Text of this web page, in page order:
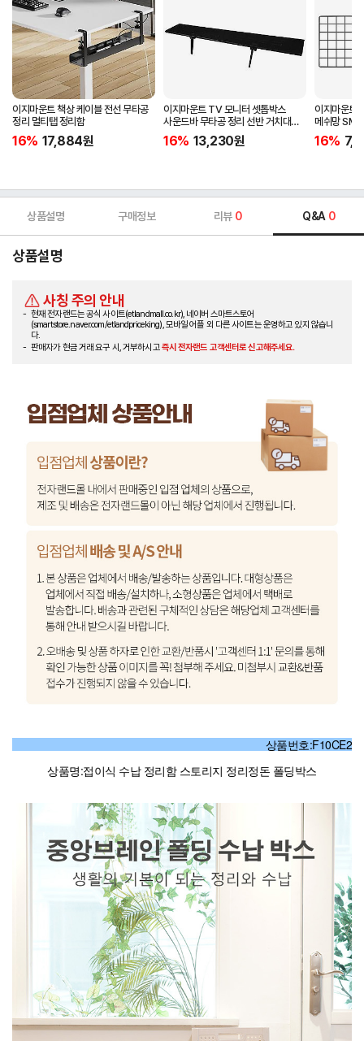
이지마운트 책상 케이블 전선 무타공
정리 멀티탭 정리함
16% 17,884원
이지마운트 TV 모니터 셋톱박스
사운드바 무타공 정리 선반 거치대
FS-900
16% 13,230원
이지마운트
메쉬망
16%
상품설명 구매정보 리뷰 0 Q&A 0
상품설명
사칭 주의 안내
현재 전자랜드는 공식 사이트(etlandmall.co.kr), 네이버 스마트스토어
(smartstore.naver.com/etlandpriceking), 모바일 어플 외 다른 사이트는 운영하고 있지 않습니
다.
판매자가 현금 거래 요구 시, 거부하시고즉시 전자랜드 고객센터로 신고해주세요.
상품번호:F10CE2
상품명:접이식 수납 정리함 스토리지 정리정돈 폴딩박스